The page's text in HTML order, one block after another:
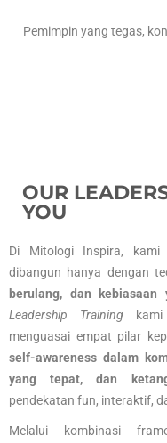
Pemimpin yang tegas,
OUR
YOU
Di Mitologi Inspira, kami
dibangun hanya dengan
berulang, dan kebiasaan
Leadership Trainingkami
menguasai empat pilar
self-awareness dalam
yang tepat, dan
pendekatan fun, interaktif,
Melalui kombinasi